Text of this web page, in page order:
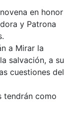
en honor
y Patrona
a Mirar la
salvación, a su
cuestiones del
tendrán como